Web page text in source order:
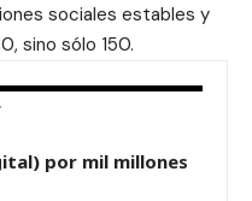
sociales estables y
sino sólo 150.
por mil millones